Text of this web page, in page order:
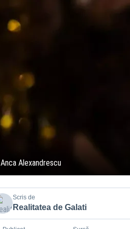
Anca Alexandrescu
Scris de
Realitatea de Galati